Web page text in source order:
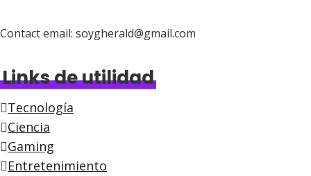
Contact email: soygherald@gmail.com
Links de utilidad
Tecnología
Ciencia
Gaming
Entretenimiento